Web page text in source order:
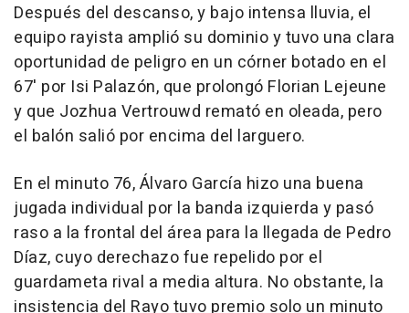
Después del descanso, y bajo intensa lluvia, el
equipo rayista amplió su dominio y tuvo una clara
oportunidad de peligro en un córner botado en el
67' por Isi Palazón, que prolongó Florian Lejeune
y que Jozhua Vertrouwd remató en oleada, pero
el balón salió por encima del larguero.
En el minuto 76, Álvaro García hizo una buena
jugada individual por la banda izquierda y pasó
raso a la frontal del área para la llegada de Pedro
Díaz, cuyo derechazo fue repelido por el
guardameta rival a media altura. No obstante, la
insistencia del Rayo tuvo premio solo un minuto